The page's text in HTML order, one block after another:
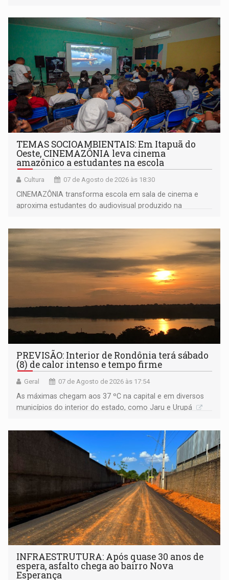
TEMAS SOCIOAMBIENTAIS: Em Itapuã do
Oeste, CINEMAZÔNIA leva cinema
amazônico a estudantes na escola
Cultura 07 de Agosto de 2026 às 18:30
CINEMAZÔNIA transforma escola em sala de cinema e
aproxima estudantes do audiovisual produzido na
PREVISÃO: Interior de Rondônia terá sábado
(8) de calor intenso e tempo firme
Geral 07 de Agosto de 2026 às 17:54
As máximas chegam aos 37 ºC na capital e em diversos
municípios do interior do estado, como Jaru e Urupá
INFRAESTRUTURA: Após quase 30 anos de
espera, asfalto chega ao bairro Nova
Esperança